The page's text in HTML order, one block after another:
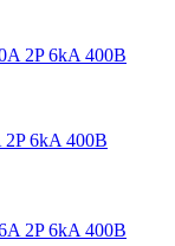
6kA 400В